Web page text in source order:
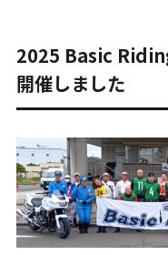
2025 Basic
開催しました